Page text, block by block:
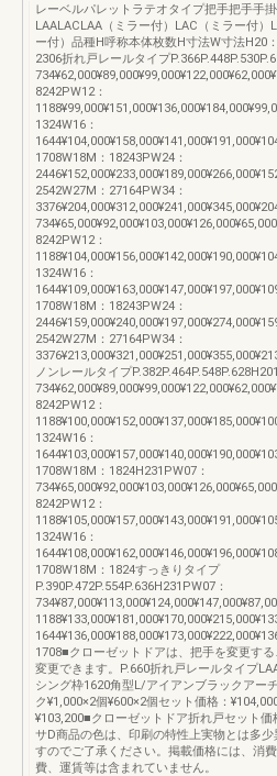
レーベルパレットラテオタイプ把手把手手
LAALACLAA（ミラー付）LAC（ミラー付）
ー付）品種H呼称本体枚数H寸法W寸法
2306折れ戸レールタイプ
8242PW12：
1324W16：
1708W18M：18243PW24：
2542W27M：27164PW34：
8242PW12：
1324W16：
1708W18M：18243PW24：
2542W27M：27164PW34：
ノンレールタイプ
8242PW12：
1324W16：
1708W18M：1824H231PW07：
8242PW12：
1324W16：
1708W18M：1824すっきりタイプ
P.390P.472P.554P.636H231PW07：
1708■クローゼットドアは、把手を変更す
変更できます。P.660折れ戸レールタイプ
シング枠1620角型L/アイアンブラックアー
ク¥1,000×2個¥600×2個セット価格：
¥103,200■クローゼットドア折れ戸セット
サD商品の色は、印刷の特性上実物とは多少
すのでご了承ください。掲載価格には、消
費、運賃等は含まれていません。